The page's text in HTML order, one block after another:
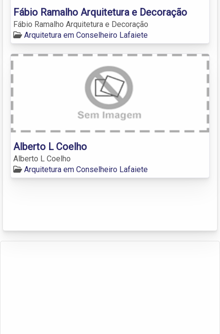
Fábio Ramalho Arquitetura e Decoração
Fábio Ramalho Arquitetura e Decoração
Arquitetura em Conselheiro Lafaiete
Alberto L Coelho
Alberto L Coelho
Arquitetura em Conselheiro Lafaiete